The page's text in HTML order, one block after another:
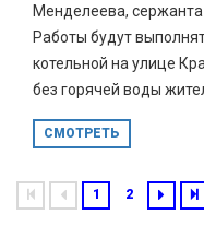
Менделеева,
Работы будут
котельной на улице
без горячей воды
СМОТРЕТЬ
1 2